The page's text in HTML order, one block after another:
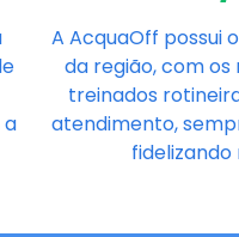
a
A AcquaOff possui
da região, com os
treinados
atendimento,
fidelizando